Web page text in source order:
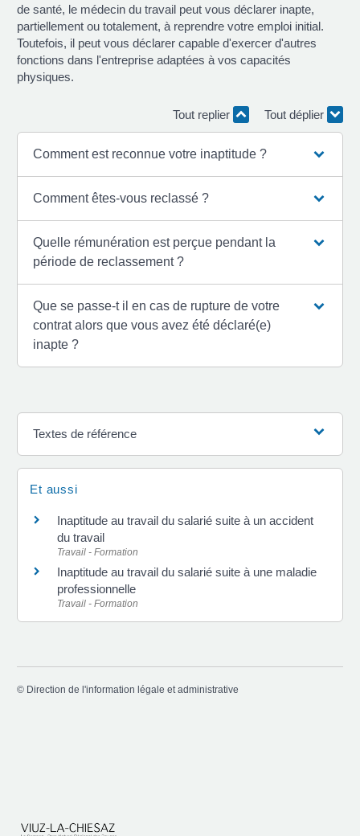
de santé, le médecin du travail peut vous déclarer inapte,
partiellement ou totalement, à reprendre votre emploi initial.
Toutefois, il peut vous déclarer capable d'exercer d'autres
fonctions dans l'entreprise adaptées à vos capacités
physiques.
Tout replier Tout déplier
Comment est reconnue votre inaptitude ?
Comment êtes-vous reclassé ?
Quelle rémunération est perçue pendant la
période de reclassement ?
Que se passe-t il en cas de rupture de votre
contrat alors que vous avez été déclaré(e)
inapte ?
Textes de référence
Et aussi
Inaptitude au travail du salarié suite à un accident
du travail
Travail - Formation
Inaptitude au travail du salarié suite à une maladie
professionnelle
Travail - Formation
© Direction de l'information légale et administrative